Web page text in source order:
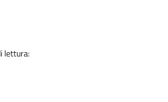
lettura: